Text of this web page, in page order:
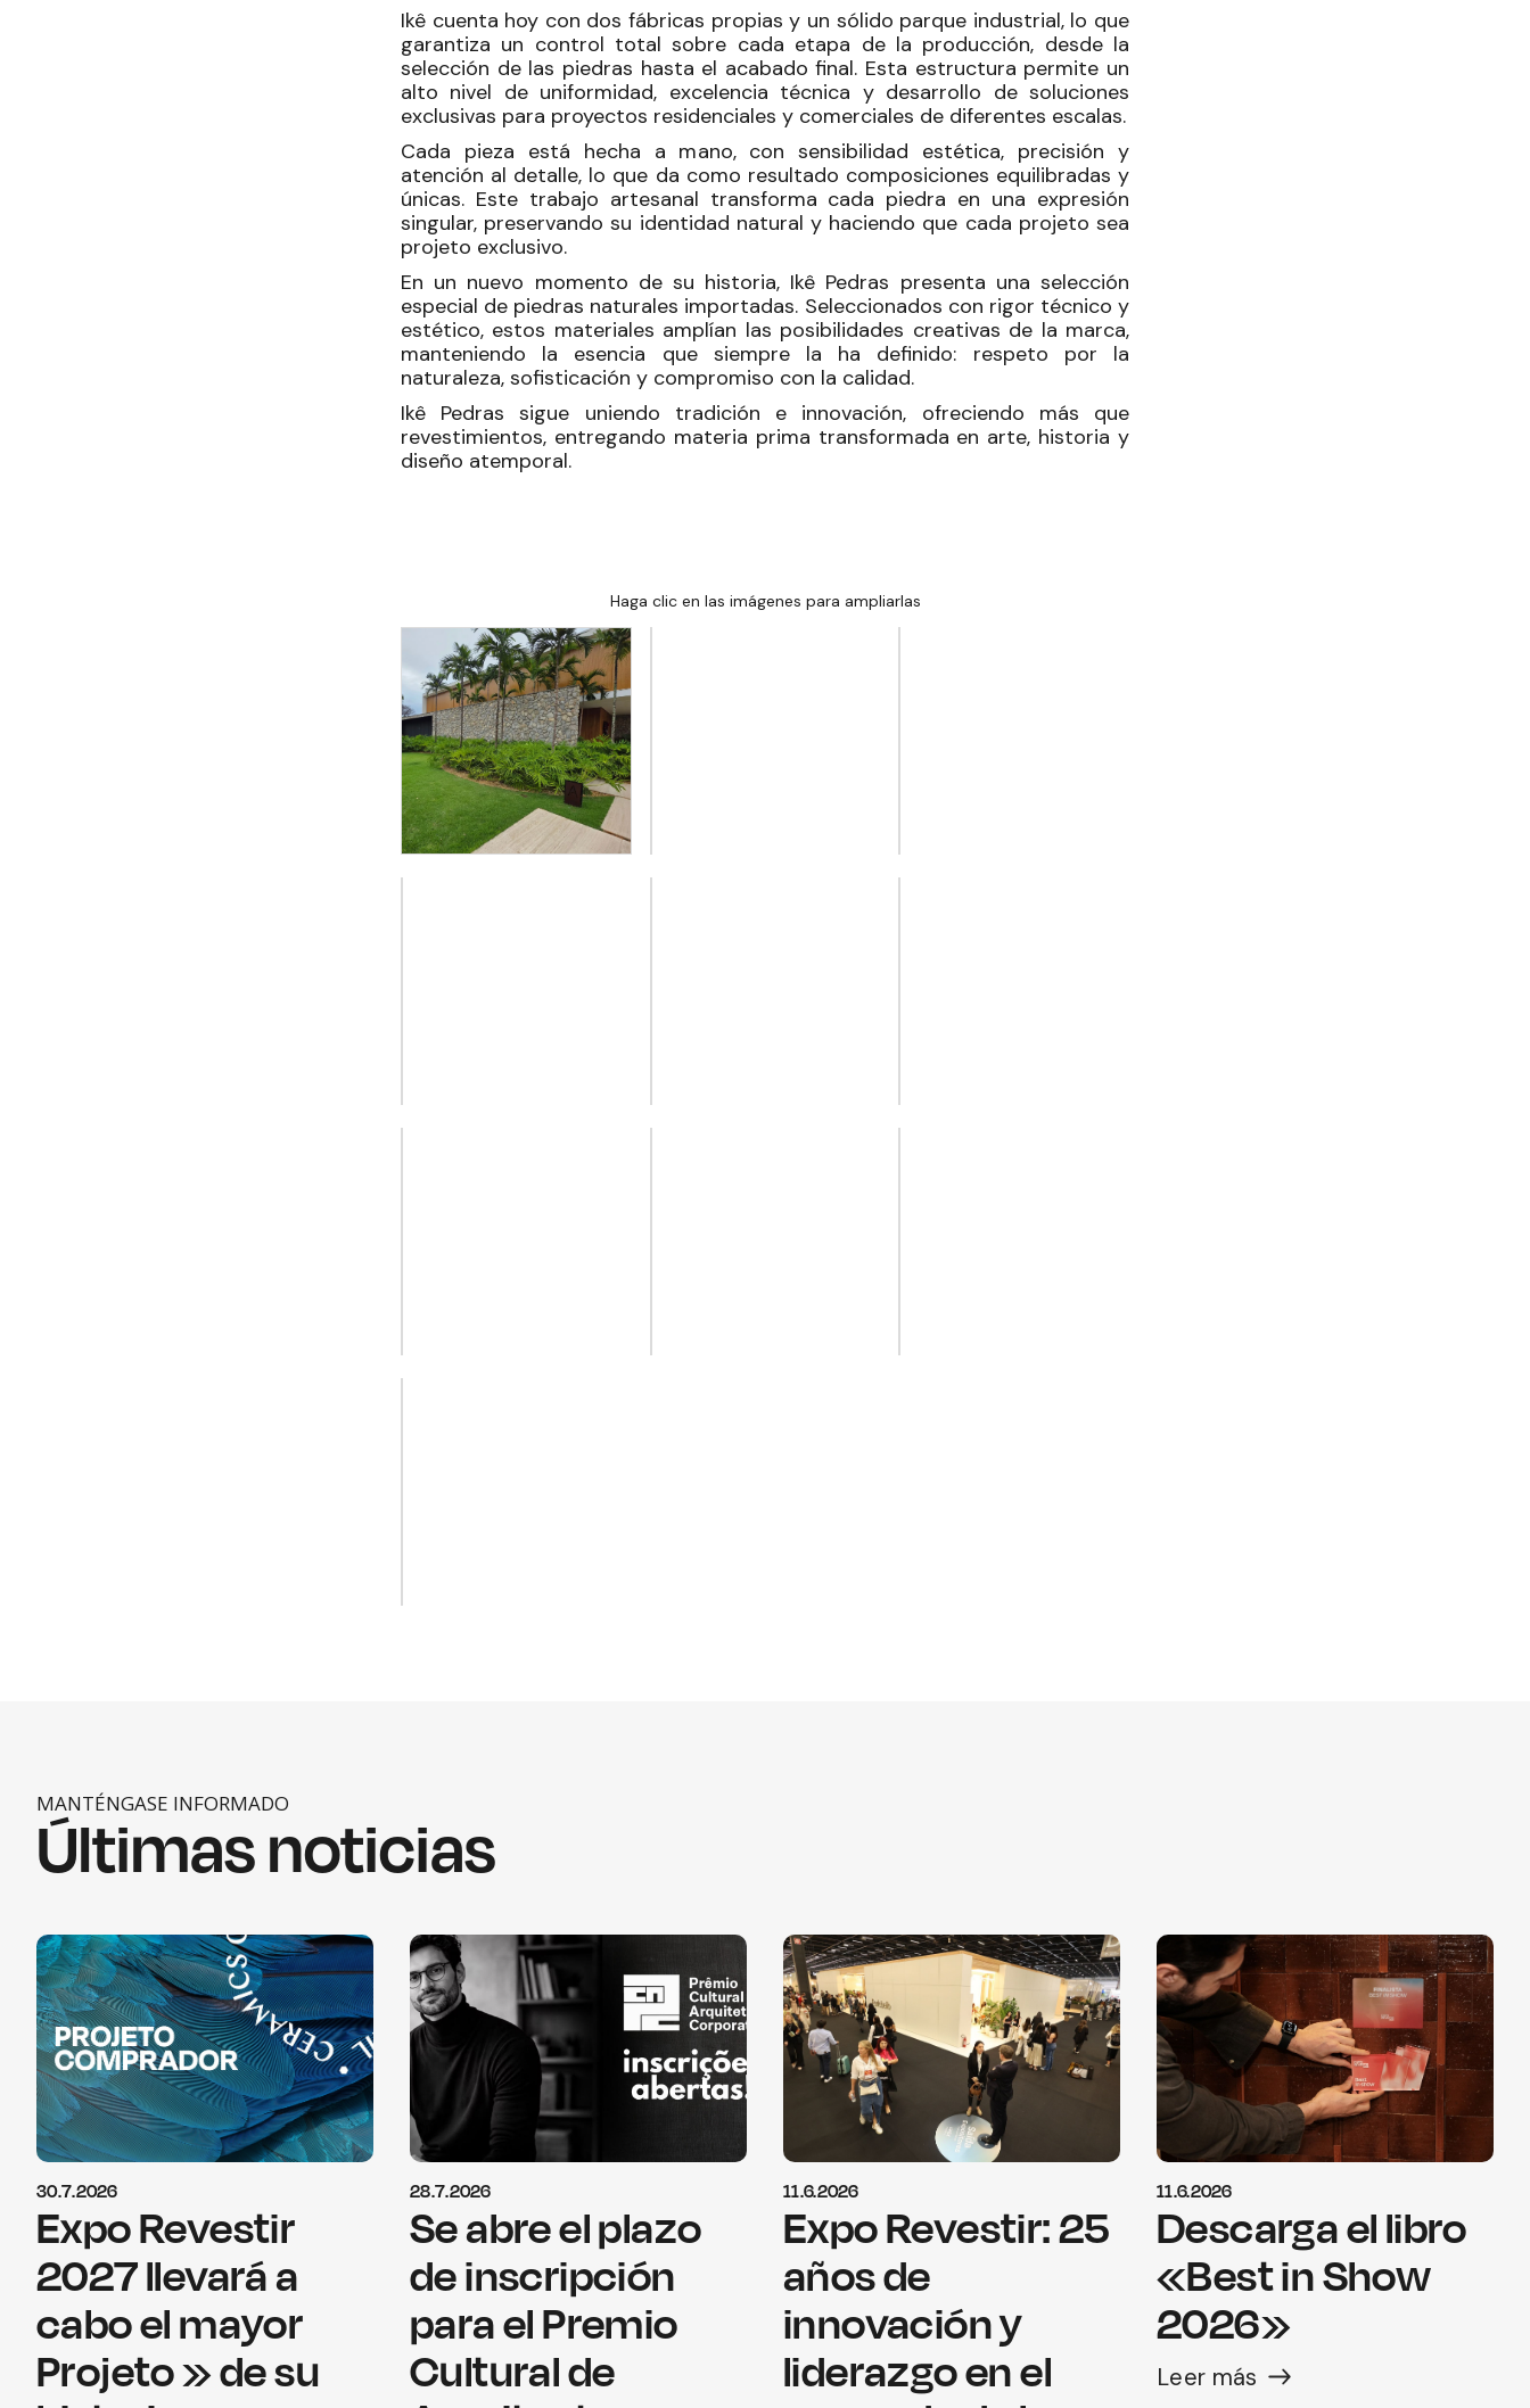
Ikê cuenta hoy con dos fábricas propias y un sólido parque industrial, lo que
garantiza un control total sobre cada etapa de la producción, desde la
selección de las piedras hasta el acabado final. Esta estructura permite un
alto nivel de uniformidad, excelencia técnica y desarrollo de soluciones
exclusivas para proyectos residenciales y comerciales de diferentes escalas.
Cada pieza está hecha a mano, con sensibilidad estética, precisión y
atención al detalle, lo que da como resultado composiciones equilibradas y
únicas. Este trabajo artesanal transforma cada piedra en una expresión
singular, preservando su identidad natural y haciendo que cada projeto sea
projeto exclusivo.
En un nuevo momento de su historia, Ikê Pedras presenta una selección
especial de piedras naturales importadas. Seleccionados con rigor técnico y
estético, estos materiales amplían las posibilidades creativas de la marca,
manteniendo la esencia que siempre la ha definido: respeto por la
naturaleza, sofisticación y compromiso con la calidad.
Ikê Pedras sigue uniendo tradición e innovación, ofreciendo más que
revestimientos, entregando materia prima transformada en arte, historia y
diseño atemporal.
Haga clic en las imágenes para ampliarlas
MANTÉNGASE INFORMADO
Últimas noticias
30.7.2026
Expo Revestir
2027 llevará a
cabo el mayor
Projeto » de su
28.7.2026
Se abre el plazo
de inscripción
para el Premio
Cultural de
11.6.2026
Expo Revestir: 25
años de
innovación y
liderazgo en el
11.6.2026
Descarga el libro
«Best in Show
2026»
Leer más